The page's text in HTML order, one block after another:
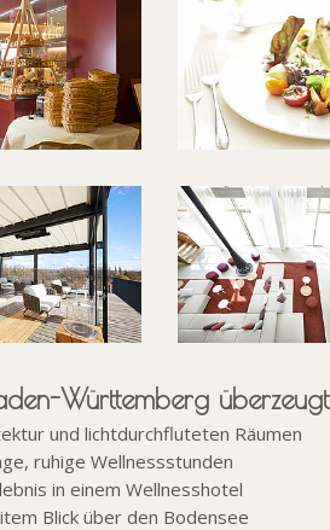
Württemberg überzeugt
und lichtdurchfluteten Räumen
ruhige Wellnessstunden
in einem Wellnesshotel
Blick über den Bodensee